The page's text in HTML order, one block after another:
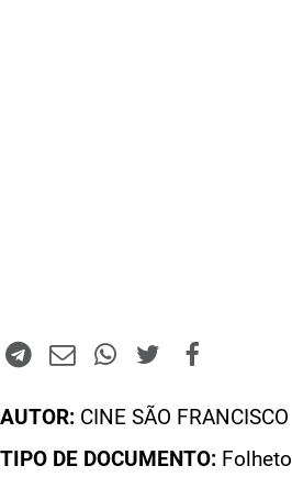
AUTOR: CINE SÃO FRANCISCO
TIPO DE DOCUMENTO: Folheto